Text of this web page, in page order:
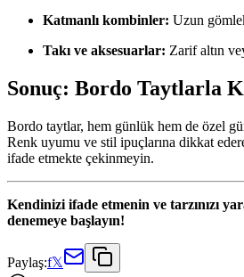
Katmanlı kombinler: Uzun
Takı ve aksesuarlar: Zarif altın
Sonuç: Bordo Taytlarla
Bordo taytlar, hem günlük hem de özel
Renk uyumu ve stil ipuçlarına dikkat
ifade etmekte çekinmeyin.
Kendinizi ifade etmenin ve tarzınızı
denemeye başlayın!
Paylaş:f𝕏